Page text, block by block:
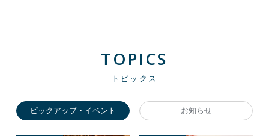
TOPICS
トピックス
ピックアップ・イベント お知らせ